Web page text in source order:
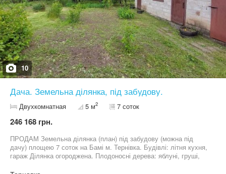
10
Дача. Земельна ділянка, під забудову.
Двухкомнатная 5 м2 7 соток
246 168 грн.
ПРОДАМ Земельна ділянка (план) під забудову (можна під
дачу) площею 7 соток на Бамі м. Тернівка. Будівлі: літня кухня,
гараж Ділянка огороджена. Плодоносні дерева: яблуні, груші,